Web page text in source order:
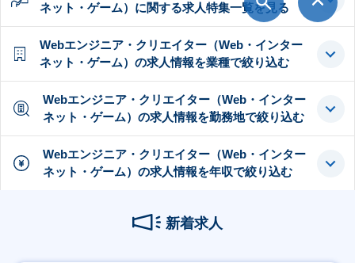
ネット・ゲーム）に関する求人特集一覧を見る
Webエンジニア・クリエイター（Web・インター
ネット・ゲーム）の求人情報を業種で絞り込む
Webエンジニア・クリエイター（Web・インター
ネット・ゲーム）の求人情報を勤務地で絞り込む
Webエンジニア・クリエイター（Web・インター
ネット・ゲーム）の求人情報を年収で絞り込む
新着求人